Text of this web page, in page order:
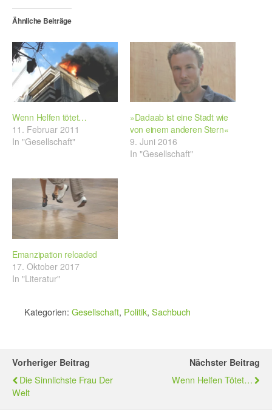
Ähnliche Beiträge
Wenn Helfen tötet…
11. Februar 2011
In "Gesellschaft"
»Dadaab ist eine Stadt wie
von einem anderen Stern«
9. Juni 2016
In "Gesellschaft"
Emanzipation reloaded
17. Oktober 2017
In "Literatur"
Kategorien: Gesellschaft, Politik, Sachbuch
Vorheriger Beitrag
Die Sinnlichste Frau Der
Welt
Nächster Beitrag
Wenn Helfen Tötet…